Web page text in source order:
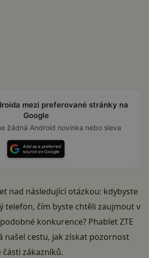
mezi preferované stránky na
Google
žádná Android novinka nebo sleva
nad následující otázkou: kdybyste
telefon, čím byste chtěli zaujmout v
konkurence? Phablet ZTE
našel cestu, jak získat pozornost
zákazníků.